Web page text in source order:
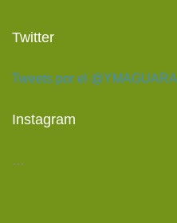
Twitter
Tweets por el
Instagram
…